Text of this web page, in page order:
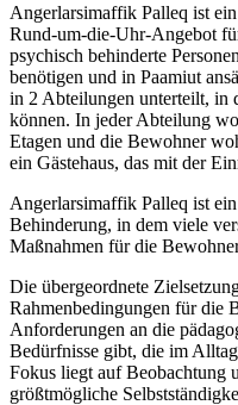
Angerlarsimaffik Palleq ist
Rund-um-die-Uhr-Angebot
psychisch behinderte
benötigen und in Paamiut
in 2 Abteilungen unterteilt, in
können. In jeder Abteilung
Etagen und die Bewohner
ein Gästehaus, das mit der
Angerlarsimaffik Palleq ist
Behinderung, in dem viele
Maßnahmen für die
Die übergeordnete
Rahmenbedingungen für die
Anforderungen an die
Bedürfnisse gibt, die im
Fokus liegt auf Beobachtung
größtmögliche